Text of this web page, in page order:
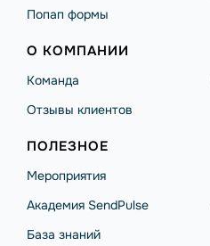
Попап формы
О КОМПАНИИ
Команда
Отзывы клиентов
ПОЛЕЗНОЕ
Мероприятия
Академия SendPulse
База знаний